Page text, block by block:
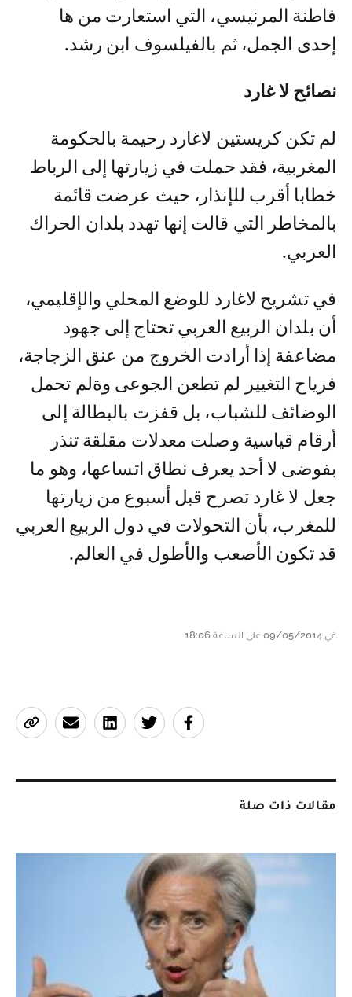
فاطنة المرنيسي، التي استعارت من ها
إحدى الجمل، ثم بالفيلسوف ابن رشد.
نصائح لا غارد
لم تكن كريستين لاغارد رحيمة بالحكومة
المغربية، فقد حملت في زيارتها إلى الرباط
خطابا أقرب للإنذار، حيث عرضت قائمة
بالمخاطر التي قالت إنها تهدد بلدان الحراك
العربي.
في تشريح لاغارد للوضع المحلي والإقليمي،
أن بلدان الربيع العربي تحتاج إلى جهود
مضاعفة إذا أرادت الخروج من عنق الزجاجة،
فرياح التغيير لم تطعن الجوعى وةلم تحمل
الوضائف للشباب، بل قفزت بالبطالة إلى
أرقام قياسية وصلت معدلات مقلقة تنذر
بفوضى لا أحد يعرف نطاق اتساعها، وهو ما
جعل لا غارد تصرح قبل أسبوع من زيارتها
للمغرب، بأن التحولات في دول الربيع العربي
قد تكون الأصعب والأطول في العالم.
في 09/05/2014 على الساعة 18:06
مقالات ذات صلة